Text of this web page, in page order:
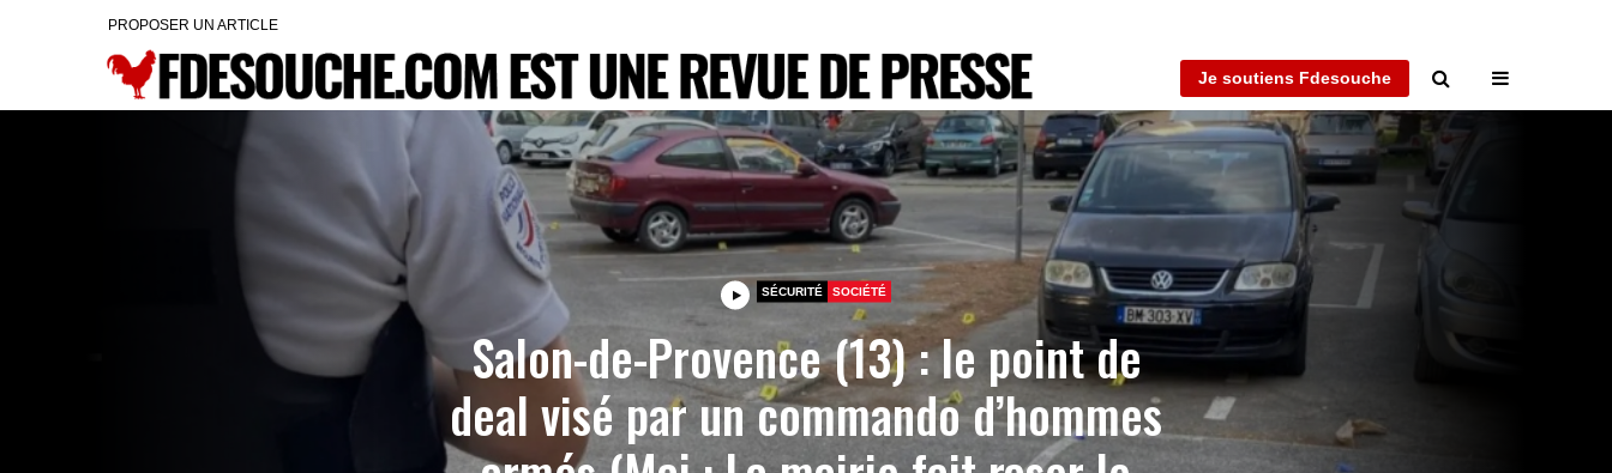
PROPOSER UN ARTICLE
Je soutiens Fdesouche
SÉCURITÉ SOCIÉTÉ
Salon-de-Provence (13) : le point de
deal visé par un commando d’hommes